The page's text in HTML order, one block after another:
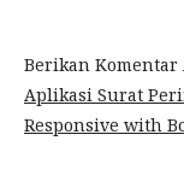
Berikan
Aplikasi Surat
Responsive with